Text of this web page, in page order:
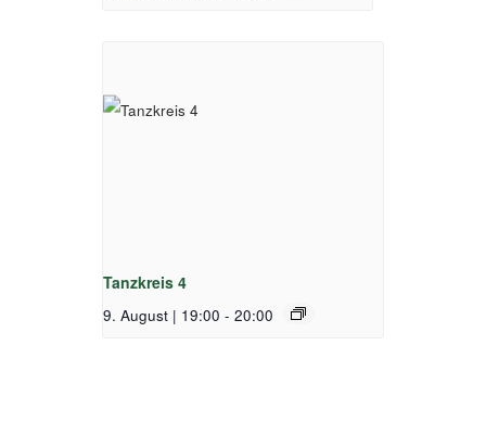
Tanzkreis 4
9. August | 19:00 - 20:00